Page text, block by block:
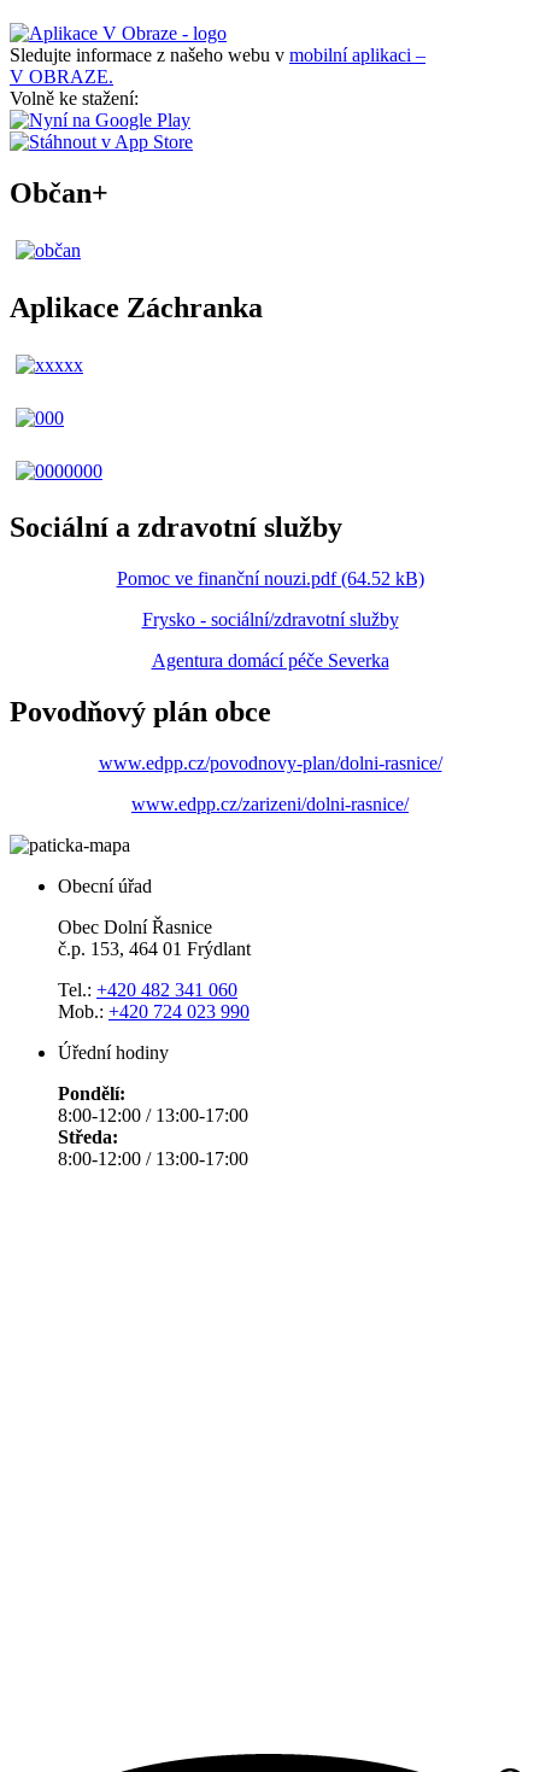
Sledujte informace z našeho webu v mobilní aplikaci –
V OBRAZE.
Volně ke stažení:
Občan+
Aplikace Záchranka
Sociální a zdravotní služby
Pomoc ve finanční nouzi.pdf (64.52 kB)
Frysko - sociální/zdravotní služby
Agentura domácí péče Severka
Povodňový plán obce
www.edpp.cz/povodnovy-plan/dolni-rasnice/
www.edpp.cz/zarizeni/dolni-rasnice/
Obecní úřad
Obec Dolní Řasnice
č.p. 153, 464 01 Frýdlant
Tel.: +420 482 341 060
Mob.: +420 724 023 990
Úřední hodiny
Pondělí:
8:00-12:00 / 13:00-17:00
Středa:
8:00-12:00 / 13:00-17:00